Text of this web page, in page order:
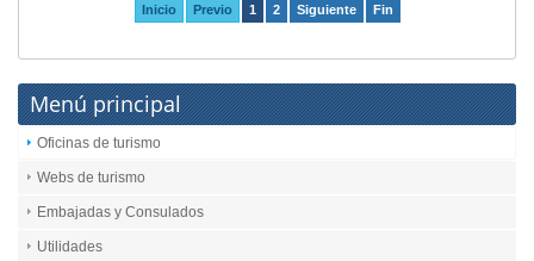
Inicio Previo 1 2 Siguiente Fin
Menú principal
Oficinas de turismo
Webs de turismo
Embajadas y Consulados
Utilidades